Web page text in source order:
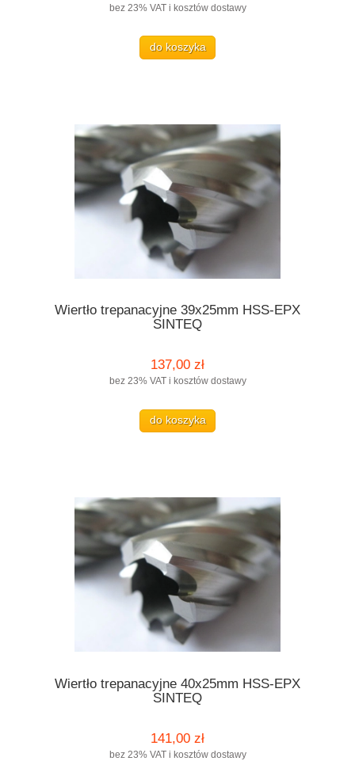
bez 23% VAT i kosztów dostawy
do koszyka
Wiertło trepanacyjne 39x25mm HSS-EPX
SINTEQ
137,00 zł
bez 23% VAT i kosztów dostawy
do koszyka
Wiertło trepanacyjne 40x25mm HSS-EPX
SINTEQ
141,00 zł
bez 23% VAT i kosztów dostawy